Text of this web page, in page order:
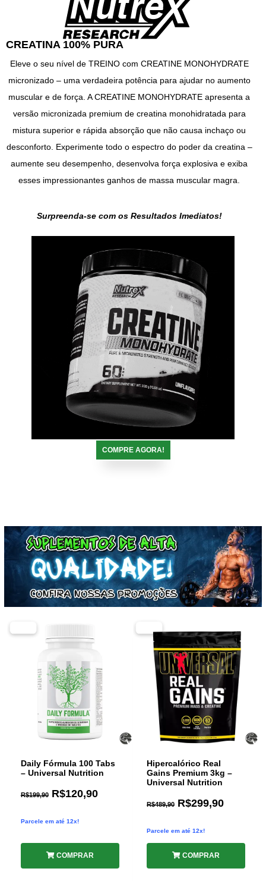
CREATINA 100% PURA
Eleve o seu nível de TREINO com CREATINE MONOHYDRATE
micronizado – uma verdadeira potência para ajudar no aumento
muscular e de força. A CREATINE MONOHYDRATE apresenta a
versão micronizada premium de creatina monohidratada para
mistura superior e rápida absorção que não causa inchaço ou
desconforto. Experimente todo o espectro do poder da creatina –
aumente seu desempenho, desenvolva força explosiva e exiba
esses impressionantes ganhos de massa muscular magra.
Surpreenda-se com os Resultados Imediatos!
COMPRE AGORA!
Daily Fórmula 100 Tabs
– Universal Nutrition
R$199,90 R$120,90
Parcele em até 12x!
COMPRAR
Hipercalórico Real
Gains Premium 3kg –
Universal Nutrition
R$489,90 R$299,90
Parcele em até 12x!
COMPRAR